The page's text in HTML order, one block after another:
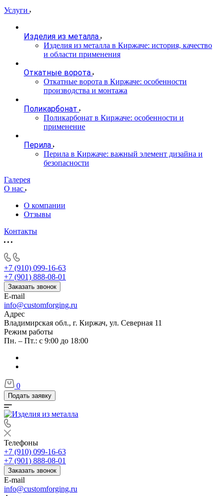
Услуги
Изделия из металла
Изделия из металла в Киржаче: история, качество
и области применения
Откатные ворота
Откатные ворота в Киржаче: особенности
производства и монтажа
Поликарбонат
Поликарбонат в Киржаче: особенности и
применение
Перила
Перила в Киржаче: важный элемент дизайна и
безопасности
Галерея
О нас
О компании
Отзывы
Контакты
+7 (910) 099-16-63
+7 (901) 888-08-01
Заказать звонок
E-mail
info@customforging.ru
Адрес
Владимирская обл., г. Киржач, ул. Северная 11
Режим работы
Пн. – Пт.: с 9:00 до 18:00
0
Подать заявку
Телефоны
+7 (910) 099-16-63
+7 (901) 888-08-01
Заказать звонок
E-mail
info@customforging.ru